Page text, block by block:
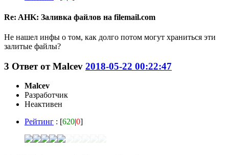
Re: AHK: Заливка файлов на filemail.com
Не нашел инфы о том, как долго потом могут храниться эти
залитые файлы?
3 Ответ отMalcev 2018-05-22 00:22:47
Malcev
Разработчик
Неактивен
Рейтинг : [620|0]